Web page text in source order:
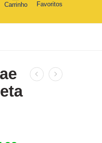
Carrinho Favoritos